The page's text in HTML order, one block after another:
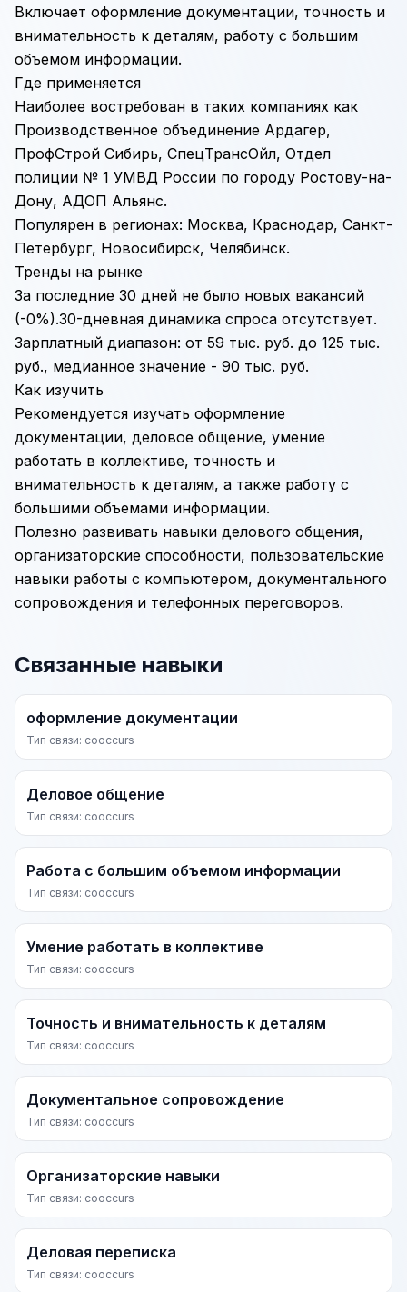
Включает оформление документации, точность и
внимательность к деталям, работу с большим
объемом информации.
Где применяется
Наиболее востребован в таких компаниях как
Производственное объединение Ардагер,
ПрофСтрой Сибирь, СпецТрансОйл, Отдел
полиции № 1 УМВД России по городу Ростову-на-
Дону, АДОП Альянс.
Популярен в регионах: Москва, Краснодар, Санкт-
Петербург, Новосибирск, Челябинск.
Тренды на рынке
За последние 30 дней не было новых вакансий
(-0%).30-дневная динамика спроса отсутствует.
Зарплатный диапазон: от 59 тыс. руб. до 125 тыс.
руб., медианное значение - 90 тыс. руб.
Как изучить
Рекомендуется изучать оформление
документации, деловое общение, умение
работать в коллективе, точность и
внимательность к деталям, а также работу с
большими объемами информации.
Полезно развивать навыки делового общения,
организаторские способности, пользовательские
навыки работы с компьютером, документального
сопровождения и телефонных переговоров.
Связанные навыки
оформление документации
Тип связи: cooccurs
Деловое общение
Тип связи: cooccurs
Работа с большим объемом информации
Тип связи: cooccurs
Умение работать в коллективе
Тип связи: cooccurs
Точность и внимательность к деталям
Тип связи: cooccurs
Документальное сопровождение
Тип связи: cooccurs
Организаторские навыки
Тип связи: cooccurs
Деловая переписка
Тип связи: cooccurs